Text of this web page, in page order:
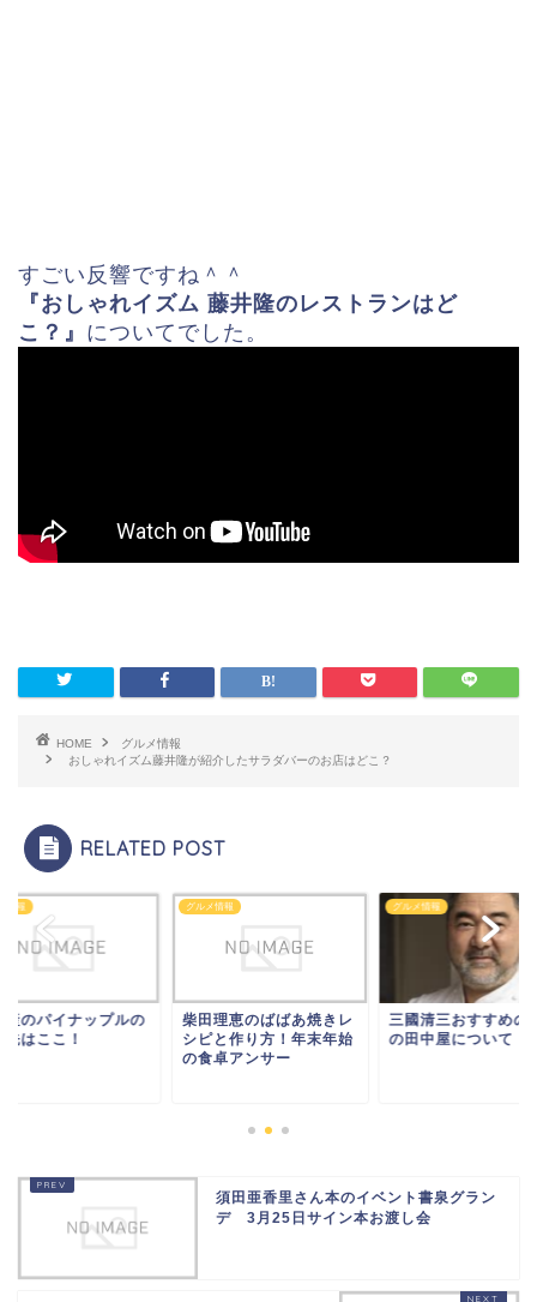
すごい反響ですね＾＾
『おしゃれイズム 藤井隆のレストランはど
こ？』 についてでした。
HOME
グルメ情報
おしゃれイズム藤井隆が紹介したサラダバーのお店はどこ？
RELATED POST
情報
産のパイナップルの
先はここ！
グルメ情報
柴田理恵のばばあ焼きレ
シピと作り方！年末年始
の食卓アンサー
グルメ情報
三國清三おすすめの
の田中屋について
須田亜香里さん本のイベント書泉グラン
デ 3月25日サイン本お渡し会